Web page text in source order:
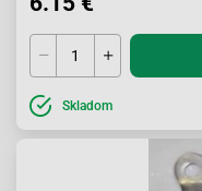
Skladom